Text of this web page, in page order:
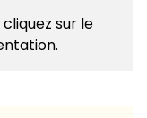
sur le